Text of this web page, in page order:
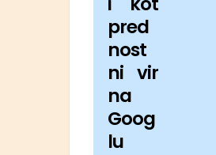
pred
nost
ni vir
na
Goog
lu